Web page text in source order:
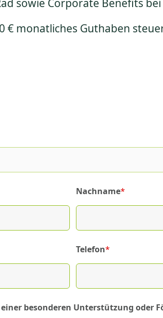
sowie Corporate Benefits
€ monatliches Guthaben
Nachname*
(required)
Telefon*
(required)
besonderen Unterstützung oder